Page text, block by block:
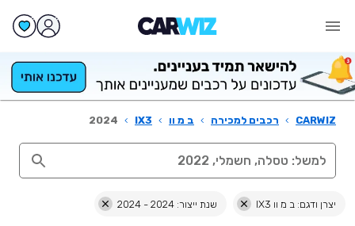
CARWIZ
› רכבים למכירה › ב מ וו ›
IX3
›
2024
יצרן ודגם: ב מ וו IX3 שנת ייצור: 2024 - 2024